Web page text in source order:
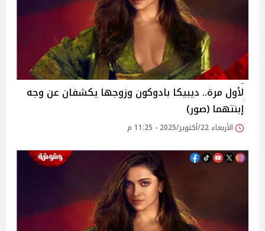
لأول مرة.. ديبيكا بادوكون وزوجها يكشفان عن وجه
إبنتهما (صور)
الأربعاء 22/أكتوبر/2025 - 11:25 م